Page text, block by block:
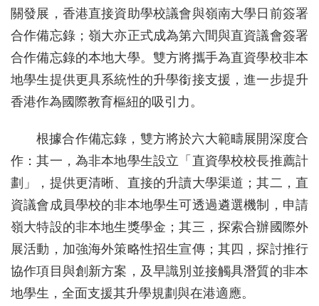
關發展，香港直接資助學校議會與嶺南大學日前簽署
合作備忘錄；嶺大亦正式成為第六間與直資議會簽署
合作備忘錄的本地大學。雙方將攜手為直資學校非本
地學生提供更具系統性的升學銜接支援，進一步提升
香港作為國際教育樞紐的吸引力。
根據合作備忘錄，雙方將於六大範疇展開深度合
作：其一，為非本地學生設立「直資學校校長推薦計
劃」，提供更清晰、直接的升讀大學渠道；其二，直
資議會成員學校的非本地學生可透過遴選機制，申請
嶺大特設的非本地生獎學金；其三，探索合辦國際外
展活動，加強海外策略性招生宣傳；其四，探討推行
協作項目與創新方案，及早識別並接觸具潛質的非本
地學生，全面支援其升學規劃與在港適應。